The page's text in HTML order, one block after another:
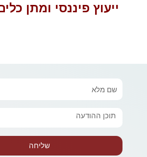
ייעוץ פיננסי ומתן
שם
הודעה
שליחה